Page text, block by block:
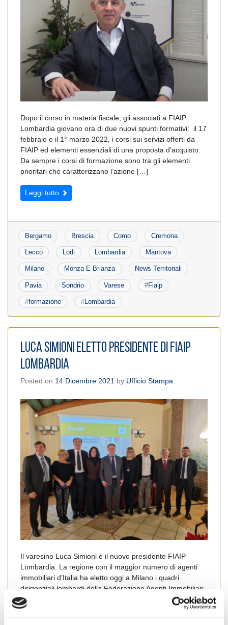
Dopo il corso in materia fiscale, gli associati a FIAIP
Lombardia giovano ora di due nuovi spunti formativi: il 17
febbraio e il 1° marzo 2022, i corsi sui servizi offerti da
FIAIP ed elementi essenziali di una proposta d’acquisto.
Da sempre i corsi di formazione sono tra gli elementi
prioritari che caratterizzano l’azione […]
Leggi tutto
Bergamo Brescia Como Cremona
Lecco Lodi Lombardia Mantova
Milano Monza E Brianza News Territoriali
Pavia Sondrio Varese #Fiaip
#formazione #Lombardia
Luca Simioni eletto Presidente di Fiaip
Lombardia
Posted on 14 Dicembre 2021 by Ufficio Stampa
Il varesino Luca Simioni è il nuovo presidente FIAIP
Lombardia. La regione con il maggior numero di agenti
immobiliari d’Italia ha eletto oggi a Milano i quadri
dirigenziali lombardi della Federazione Agenti Immobiliari
Professionali per il quadriennio 2021-2025. Al suo fianco
eletti la vice presidente Maria Vittoria Ravanelli di Milano,
il segretario brianzolo Luciano Trivari […]